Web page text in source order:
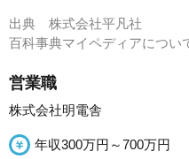
出典 株式会社平凡社
百科事典マイペディアにつ
営業職
株式会社明電舎
年収300万円～700万円